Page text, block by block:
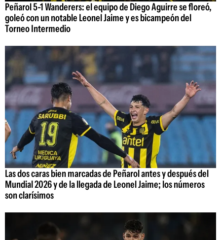
Peñarol 5-1 Wanderers: el equipo de Diego Aguirre se floreó,
goleó con un notable Leonel Jaime y es bicampeón del
Torneo Intermedio
Las dos caras bien marcadas de Peñarol antes y después del
Mundial 2026 y de la llegada de Leonel Jaime; los números
son clarísimos